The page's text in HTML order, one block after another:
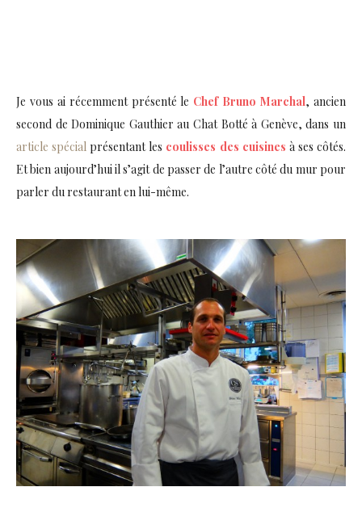
Je vous ai récemment présenté le Chef Bruno Marchal, ancien
second de Dominique Gauthier au Chat Botté à Genève, dans un
article spécial présentant les coulisses des cuisines à ses côtés.
Et bien aujourd’hui il s’agit de passer de l’autre côté du mur pour
parler du restaurant en lui-même.